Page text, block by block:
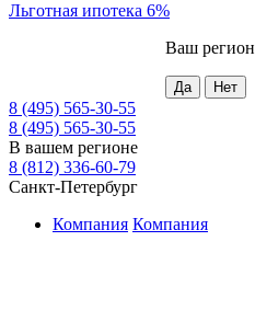
Льготная ипотека 6%
Ваш регион
8 (495) 565-30-55
8 (495) 565-30-55
В вашем регионе
8 (812) 336-60-79
Санкт-Петербург
Компания Компания